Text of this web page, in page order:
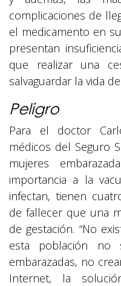
complicaciones de
el medicamento en
presentan
que realizar una
salvaguardar la vida
Peligro
Para el doctor
médicos del Seguro
mujeres
importancia a la
infectan, tienen
de fallecer que una
de gestación. “No
esta población no
embarazadas, no
Internet, la